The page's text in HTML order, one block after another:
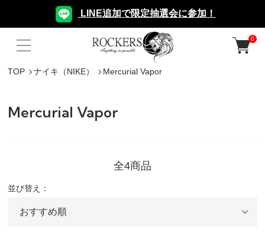
LINE追加で限定抽選会に参加！
0
TOP ナイキ（NIKE） Mercurial Vapor
Mercurial Vapor
全4商品
並び替え：